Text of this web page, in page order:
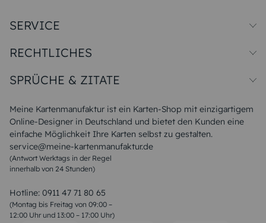
Meine Kartenmanufaktur ist ein Karten-Shop mit einzigartigem
Online-Designer in Deutschland und bietet den Kunden eine
einfache Möglichkeit Ihre Karten selbst zu gestalten.
service@meine-kartenmanufaktur.de
(Antwort Werktags in der Regel
innerhalb von 24 Stunden)
Hotline: 0911 47 71 80 65
(Montag bis Freitag von 09:00 –
12:00 Uhr und 13:00 – 17:00 Uhr)
SERVICE
Papiersorten
Unsere Produktion
Magazin
FAQ
RECHTLICHES
Widerrufsbelehrung
SPRÜCHE & ZITATE
Liebeskummer Sprüche
Sommer Sprüche
Muttertagssprüche
Sprüche zur Hochzeit
Sprüche zur Konfirmation & Kommunion
Weihnachtsgedichte
Liebessprüche
Geburtstagssprüche
Trauersprüche